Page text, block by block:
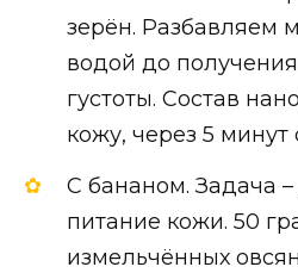
зерён. Разбавляем
водой до
густоты. Состав
кожу, через 5
С бананом. Задача
питание кожи. 50
измельчённых